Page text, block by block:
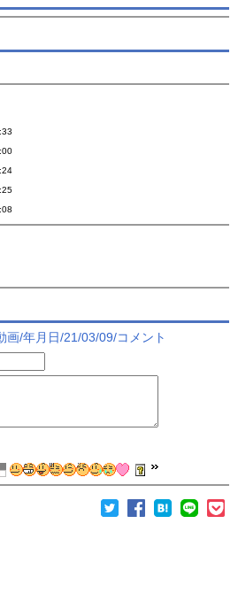
画/年月日/21/03/09/コメント